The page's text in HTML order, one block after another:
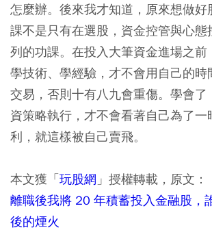
怎麼辦。後來我才知道，原來想做好
課不是只有在選股，資金控管與心態
列的功課。在投入大筆資金進場之前
學技術、學經驗，才不會用自己的時
交易，否則十有八九會重傷。學會了
資策略執行，才不會看著自己為了一
利，就這樣被自己賣飛。
本文獲「玩股網 」授權轉載，原文：
離職後我將 20 年積蓄投入金融股，
後的煙火